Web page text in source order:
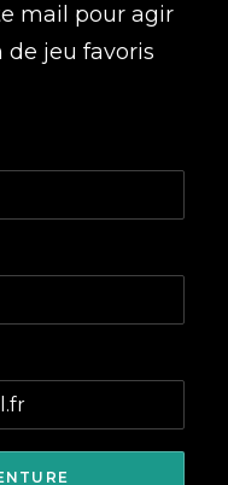
mail pour agir
jeu favoris